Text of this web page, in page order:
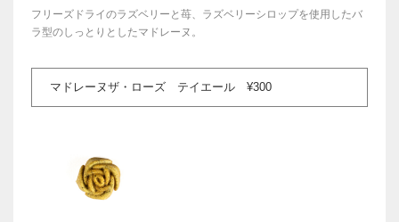
フリーズドライのラズベリーと苺、ラズベリーシロップを使用したバ
ラ型のしっとりとしたマドレーヌ。
マドレーヌザ・ローズ テイエール ¥300